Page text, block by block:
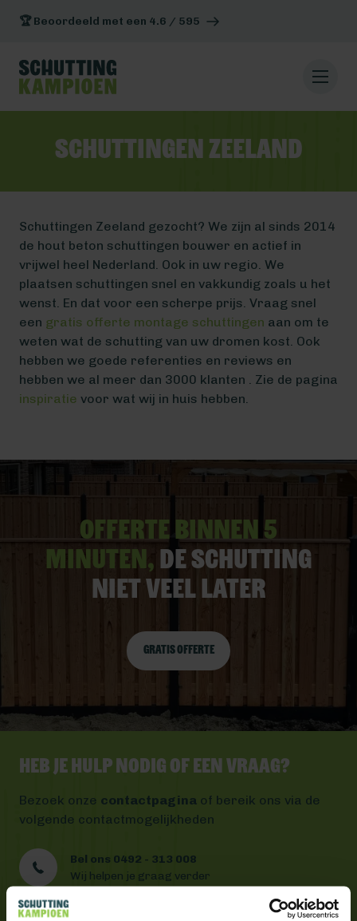
🏆 Beoordeeld met een 4.6 / 595
Schuttingen Zeeland
Schuttingen Zeeland gezocht? We zijn al sinds 2014
de hout beton schuttingen bouwer en actief in
vrijwel heel Nederland. Ook in uw regio. We
plaatsen schuttingen snel en vakkundig zoals u het
wenst. En dat voor een scherpe prijs. Vraag snel
een gratis offerte montage schuttingen aan om te
weten wat de schutting van uw dromen kost. Ook
hebben we goede referenties en reviews en
hebben we al meer dan 3000 klanten . Zie de pagina
inspiratie voor wat wij in huis hebben.
Offerte binnen 5
minuten, De schutting
niet veel later
Gratis offerte
Heb je hulp nodig of een vraag?
Bezoek onze contactpagina of bereik ons via de
volgende contactmogelijkheden
Bel ons 0492 - 313 008
Wij helpen je graag verder